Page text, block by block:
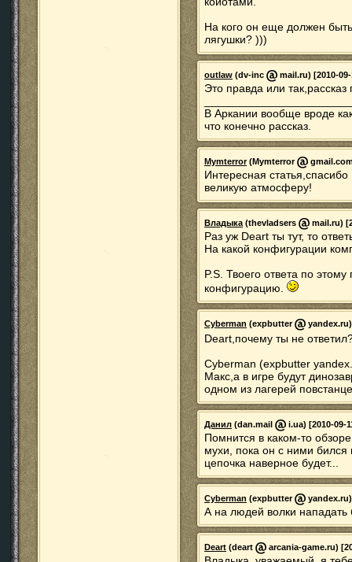
На кого он еще должен
лягушки? )))
outlaw (dv-inc mail.ru) [2010-
Это правда или
В Аркании вообще вроде
что конечно рассказ.
Mymterror(Mymterror
Интересная
великую атмосферу!
Владыка(thevladsers mail.ru)
Раз уж Deart ты тут, то
На какой конфигурации
P.S. Твоего ответа по
конфигурацию.
Cyberman (expbutter
Deart,почему ты не
Cyberman (expbutter
Макс,а в игре будут
одном из лагерей
Данил (dan.mail i.ua) [2010-09-
Помнится в каком-то
мухи, пока он с ними бился
цепочка наверное будет...
Cyberman (expbutter
А на людей волки нападать
Deart (deart arcania-game.ru)